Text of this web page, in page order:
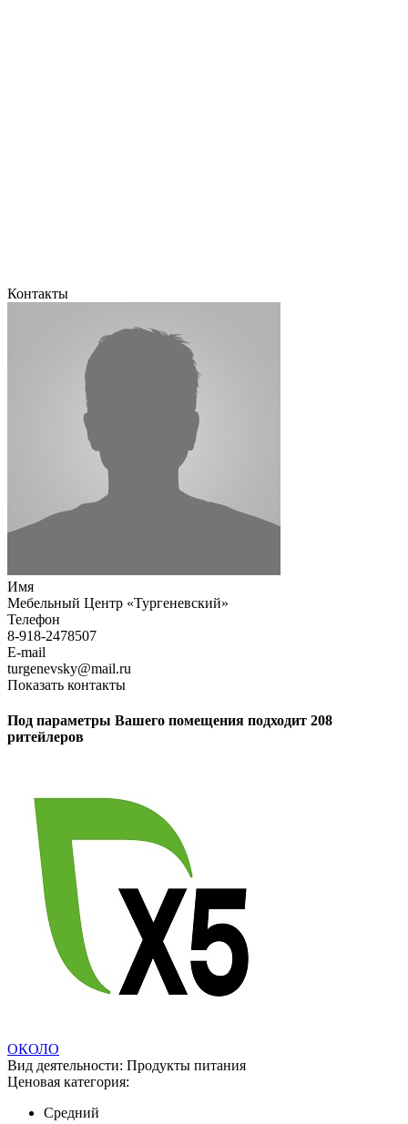
Контакты
Имя
Мебельный Центр «Тургеневский»
Телефон
8-918-2478507
E-mail
turgenevsky@mail.ru
Показать контакты
Под параметры Вашего помещения подходит 208
ритейлеров
ОКОЛО
Вид деятельности: Продукты питания
Ценовая категория:
Средний